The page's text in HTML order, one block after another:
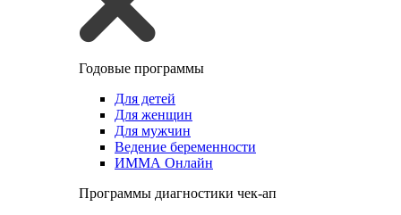
Годовые программы
Для детей
Для женщин
Для мужчин
Ведение беременности
ИММА Онлайн
Программы диагностики чек-ап